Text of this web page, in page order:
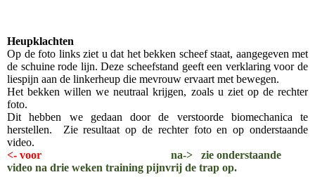
Heupklachten
Op de foto links ziet u dat het bekken scheef staat, aangegeven met
de schuine rode lijn. Deze scheefstand geeft een verklaring voor de
liespijn aan de linkerheup die mevrouw ervaart met bewegen.
Het bekken willen we neutraal krijgen, zoals u ziet op de rechter
foto.
Dit hebben we gedaan door de verstoorde biomechanica te
herstellen. Zie resultaat op de rechter foto en op onderstaande
video.
<- voor
na-> zie onderstaande
video na drie weken training pijnvrij de trap op.